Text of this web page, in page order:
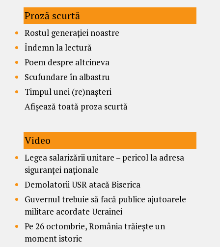
Proză scurtă
Rostul generației noastre
Îndemn la lectură
Poem despre altcineva
Scufundare în albastru
Timpul unei (re)nașteri
Afișează toată proza scurtă
Video
Legea salarizării unitare – pericol la adresa
siguranței naționale
Demolatorii USR atacă Biserica
Guvernul trebuie să facă publice ajutoarele
militare acordate Ucrainei
Pe 26 octombrie, România trăiește un
moment istoric